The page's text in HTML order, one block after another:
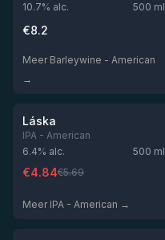
10.7% alc. 500 ml
€8.2
Meer Barleywine - American
→
★
Láska
IPA - American
6.4% alc. 500 ml
€4.84€5.69
Meer IPA - American →
★3.76